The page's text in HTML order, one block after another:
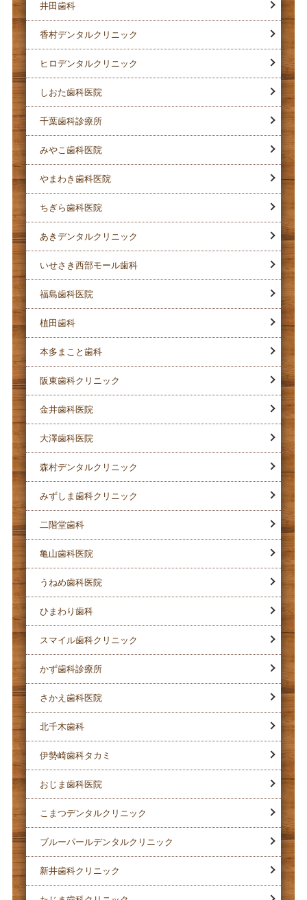
井田歯科
香村デンタルクリニック
ヒロデンタルクリニック
しおた歯科医院
千葉歯科診療所
みやこ歯科医院
やまわき歯科医院
ちぎら歯科医院
あきデンタルクリニック
いせさき西部モール歯科
福島歯科医院
植田歯科
本多まこと歯科
阪東歯科クリニック
金井歯科医院
大澤歯科医院
森村デンタルクリニック
みずしま歯科クリニック
二階堂歯科
亀山歯科医院
うねめ歯科医院
ひまわり歯科
スマイル歯科クリニック
かず歯科診療所
さかえ歯科医院
北千木歯科
伊勢崎歯科タカミ
おじま歯科医院
こまつデンタルクリニック
ブルーパールデンタルクリニック
新井歯科クリニック